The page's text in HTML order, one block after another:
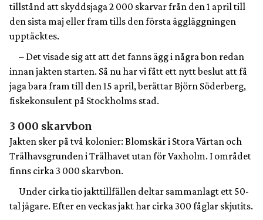
tillstånd att skyddsjaga 2 000 skarvar från den 1 april till
den sista maj eller fram tills den första äggläggningen
upptäcktes.
– Det visade sig att att det fanns ägg i några bon redan
innan jakten starten. Så nu har vi fått ett nytt beslut att få
jaga bara fram till den 15 april, berättar Björn Söderberg,
fiskekonsulent på Stockholms stad.
3 000 skarvbon
Jakten sker på två kolonier: Blomskär i Stora Värtan och
Trälhavsgrunden i Trälhavet utan för Vaxholm. I området
finns cirka 3 000 skarvbon.
Under cirka tio jakttillfällen deltar sammanlagt ett 50-
tal jägare. Efter en veckas jakt har cirka 300 fåglar skjutits.